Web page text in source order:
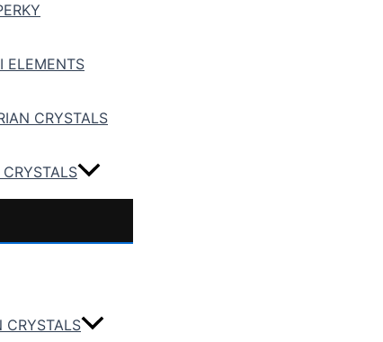
ELEMENTS
CRYSTALS
CRYSTALS